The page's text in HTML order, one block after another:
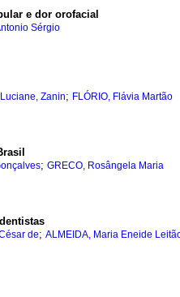
e dor orofacial
Sérgio
Luciane, Zanin; FLÓRIO, Flávia Martão
; GRECO, Rosângela Maria
de; ALMEIDA, Maria Eneide